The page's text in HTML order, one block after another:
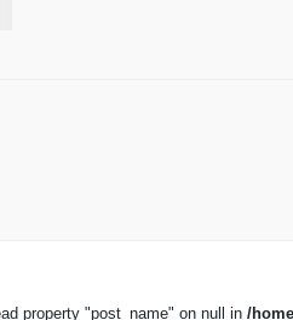
property "post_name" on null in /